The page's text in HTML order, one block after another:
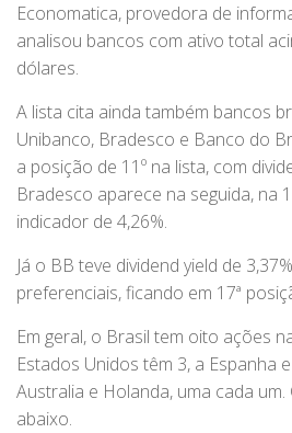
Economatica, provedora de
analisou bancos com ativo total
dólares.
A lista cita ainda também bancos
Unibanco, Bradesco e Banco do
a posição de 11º na lista, com
Bradesco aparece na seguida, na
indicador de 4,26%.
Já o BB teve dividend yield de
preferenciais, ficando em 17ª
Em geral, o Brasil tem oito ações
Estados Unidos têm 3, a Espanha
Australia e Holanda, uma cada
abaixo.